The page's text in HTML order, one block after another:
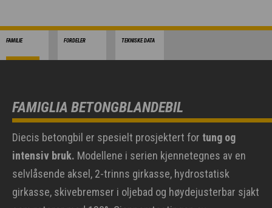
FAMILIE FORDELER TEKNISKE DATA
FAMIGLIA BETONGBLANDEBIL
Diecis betongbil er spesielt prosjektert for tung og
intensiv bruk. Modellene i serien kjennetegnes av en
selvlåsende aksel, 2-trinns girkasse, hydrostatisk
girkasse, skivebremser i oljebad og høydejusterbar sjakt